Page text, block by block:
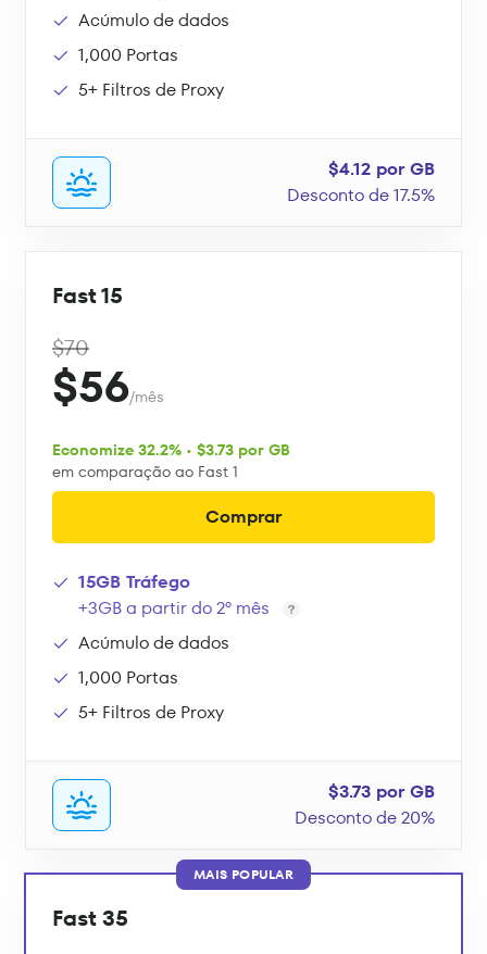
Acúmulo de dados
1,000 Portas
5+ Filtros de Proxy
$4.12 por GB
Desconto de 17.5%
Fast 15
$70
$56/mês
Economize 32.2% • $3.73 por GB
em comparação ao Fast 1
Comprar
15GB Tráfego
+3GB a partir do 2º mês
Acúmulo de dados
1,000 Portas
5+ Filtros de Proxy
$3.73 por GB
Desconto de 20%
MAIS POPULAR
Fast 35